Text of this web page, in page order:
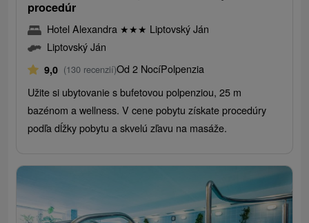
procedúr
Hotel Alexandra ★★★ Liptovský Ján
Liptovský Ján
9,0 (130 recenzií)Od 2 NocíPolpenzia
Užite si ubytovanie s bufetovou polpenziou, 25 m
bazénom a wellness. V cene pobytu získate procedúry
podľa dĺžky pobytu a skvelú zľavu na masáže.